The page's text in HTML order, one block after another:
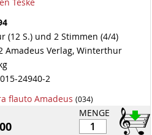
(12 S.) und 2 Stimmen (4/4)
Amadeus Verlag, Winterthur
24940-2
flauto Amadeus (034)
MENGE